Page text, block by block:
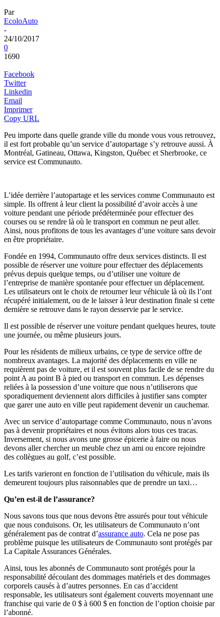
Par
EcoloAuto
-
24/10/2017
0
1690
Facebook
Twitter
Linkedin
Email
Imprimer
Copy URL
Peu importe dans quelle grande ville du monde vous vous retrouvez,
il est fort probable qu’un service d’autopartage s’y retrouve aussi. À
Montréal, Gatineau, Ottawa, Kingston, Québec et Sherbrooke, ce
service est Communauto.
L’idée derrière l’autopartage et les services comme Communauto est
simple. Ils offrent à leur client la possibilité d’avoir accès à une
voiture pendant une période prédéterminée pour effectuer des
courses ou se rendre là où le transport en commun ne peut aller.
Ainsi, nous profitons de tous les avantages d’une voiture sans devoir
en être propriétaire.
Fondée en 1994, Communauto offre deux services distincts. Il est
possible de réserver une voiture pour effectuer des déplacements
prévus depuis quelque temps, ou d’utiliser une voiture de
l’entreprise de manière spontanée pour effectuer un déplacement.
Les utilisateurs ont le choix de retourner leur véhicule là où ils l’ont
récupéré initialement, ou de le laisser à leur destination finale si cette
dernière se retrouve dans le rayon desservie par le service.
Il est possible de réserver une voiture pendant quelques heures, toute
une journée, ou même plusieurs jours.
Pour les résidents de milieux urbains, ce type de service offre de
nombreux avantages. La majorité des déplacements en ville ne
requièrent pas de voiture, et il est souvent plus facile de se rendre du
point A au point B à pied ou transport en commun. Les dépenses
reliées à la possession d’une voiture que nous n’utiliserons que
sporadiquement deviennent alors difficiles à justifier sans compter
que garer une auto en ville peut rapidement devenir un cauchemar.
Avec un service d’autopartage comme Communauto, nous n’avons
pas à devenir propriétaires et nous évitons alors tous ces tracas.
Inversement, si nous avons une grosse épicerie à faire ou nous
devons aller chercher un meuble chez un ami ou encore rejoindre
des collègues au golf, c’est possible.
Les tarifs varieront en fonction de l’utilisation du véhicule, mais ils
demeurent toujours plus raisonnables que de prendre un taxi…
Qu’en est-il de l’assurance?
Nous savons tous que nous devons être assurés pour tout véhicule
que nous conduisons. Or, les utilisateurs de Communauto n’ont
généralement pas de contrat d’assurance auto. Cela ne pose pas
problème puisque les utilisateurs de Communauto sont protégés par
La Capitale Assurances Générales.
Ainsi, tous les abonnés de Communauto sont protégés pour la
responsabilité découlant des dommages matériels et des dommages
corporels causés à d’autres personnes. En cas d’accident
responsable, les utilisateurs sont également couverts moyennant une
franchise qui varie de 0 $ à 600 $ en fonction de l’option choisie par
l’abonné.